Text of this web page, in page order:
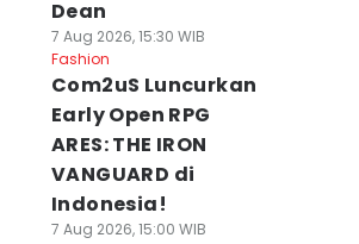
Dean
7 Aug 2026, 15:30 WIB
Fashion
Com2uS Luncurkan
Early Open RPG
ARES: THE IRON
VANGUARD di
Indonesia!
7 Aug 2026, 15:00 WIB